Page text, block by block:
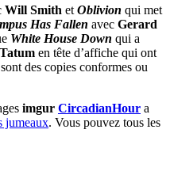
Will Smith et Oblivion qui met
Has Fallen avec Gerard
White House Down qui a
en tête d’affiche qui ont
des copies conformes ou
imgur CircadianHour a
jumeaux. Vous pouvez tous les